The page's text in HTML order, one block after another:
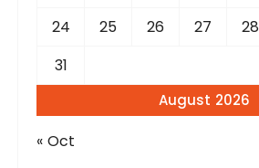
August 2026
24
25 26 27 28
31
« Oct